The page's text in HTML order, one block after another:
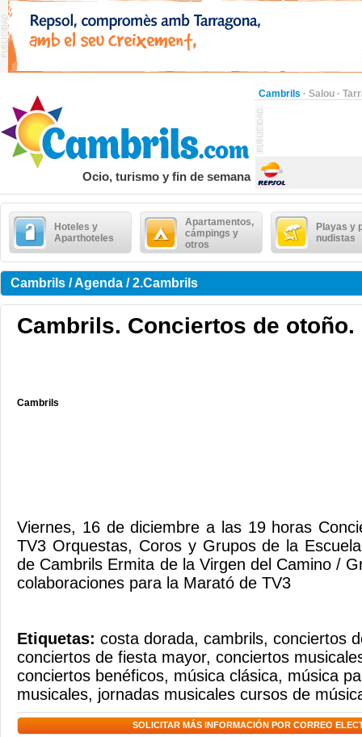
Cambrils · Salou ·
Ocio, turismo y fin de semana
Hoteles y
Aparthoteles
Apartamentos,
cámpings y
otros
Playas y
nudistas
Cambrils / Agenda / 2.Cambrils
Cambrils. Conciertos de otoño.
Cambrils
Viernes, 16 de diciembre a las 19 horas
TV3 Orquestas, Coros y Grupos de la
de Cambrils Ermita de la Virgen del Camino /
colaboraciones para la Marató de TV3
Etiquetas: costa dorada, cambrils, conciertos
conciertos de fiesta mayor, conciertos
conciertos benéficos, música clásica, música
musicales, jornadas musicales cursos de
SOLICITAR MÁS INFORMACIÓN POR CORREO